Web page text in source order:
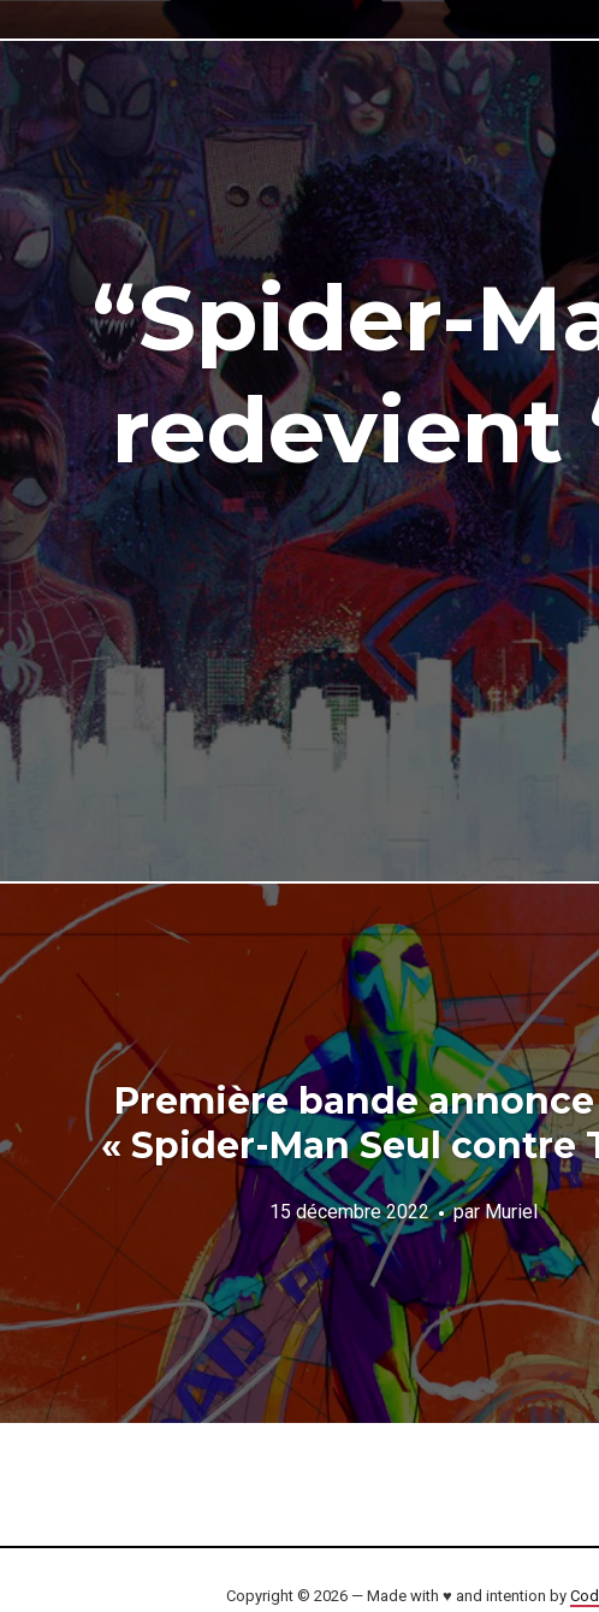
“Spider-
redevient
Première bande
« Spider-Man Seul contre
15 décembre 2022 parMuriel
Copyright © 2026 — Made with ♥ and intention by